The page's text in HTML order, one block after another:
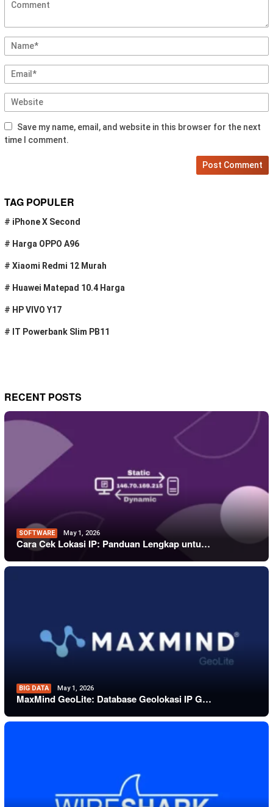
Save my name, email, and website in this browser for the next
time I comment.
TAG POPULER
# iPhone X Second
# Harga OPPO A96
# Xiaomi Redmi 12 Murah
# Huawei Matepad 10.4 Harga
# HP VIVO Y17
# IT Powerbank Slim PB11
RECENT POSTS
SOFTWARE May 1, 2026
Cara Cek Lokasi IP: Panduan Lengkap untu…
BIG DATA May 1, 2026
MaxMind GeoLite: Database Geolokasi IP G…